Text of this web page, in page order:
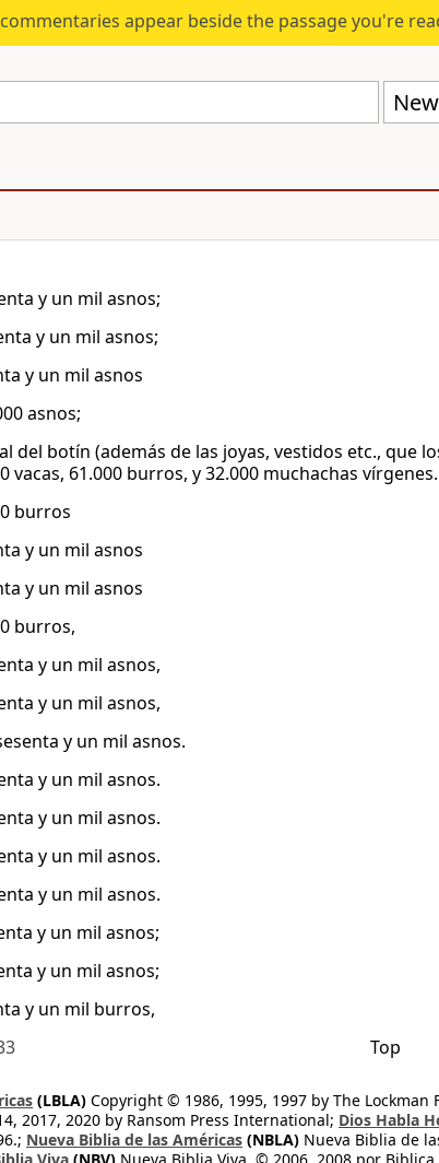
appear beside the passage you're
y un mil asnos;
y un mil asnos;
y un mil asnos
asnos;
del botín (además de las joyas, vestidos etc., que
vacas, 61.000 burros, y 32.000 muchachas vírgenes.
burros
y un mil asnos
y un mil asnos
burros,
y un mil asnos,
y un mil asnos,
y un mil asnos.
y un mil asnos.
y un mil asnos.
y un mil asnos.
y un mil asnos.
y un mil asnos;
y un mil asnos;
y un mil burros,
Top
(LBLA) Copyright © 1986, 1995, 1997 by The Lockman
2017, 2020 by Ransom Press International; Dios Habla
Nueva Biblia de las Américas (NBLA) Nueva Biblia de